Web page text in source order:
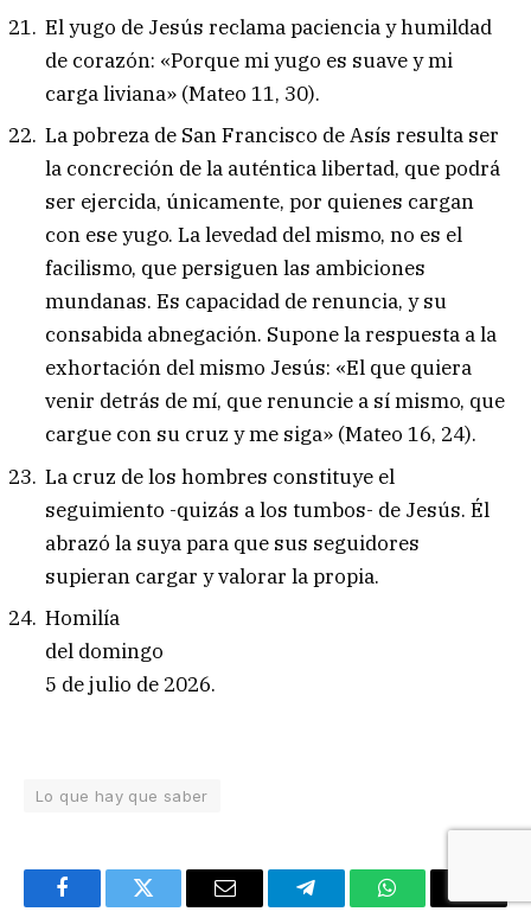
El yugo de Jesús reclama paciencia y humildad
de corazón: «Porque mi yugo es suave y mi
carga liviana» (Mateo 11, 30).
La pobreza de San Francisco de Asís resulta ser
la concreción de la auténtica libertad, que podrá
ser ejercida, únicamente, por quienes cargan
con ese yugo. La levedad del mismo, no es el
facilismo, que persiguen las ambiciones
mundanas. Es capacidad de renuncia, y su
consabida abnegación. Supone la respuesta a la
exhortación del mismo Jesús: «El que quiera
venir detrás de mí, que renuncie a sí mismo, que
cargue con su cruz y me siga» (Mateo 16, 24).
La cruz de los hombres constituye el
seguimiento -quizás a los tumbos- de Jesús. Él
abrazó la suya para que sus seguidores
supieran cargar y valorar la propia.
Homilía
del domingo
5 de julio de 2026.
Lo que hay que saber
FacebookTwitter Email TelegramWhatsAppCopy